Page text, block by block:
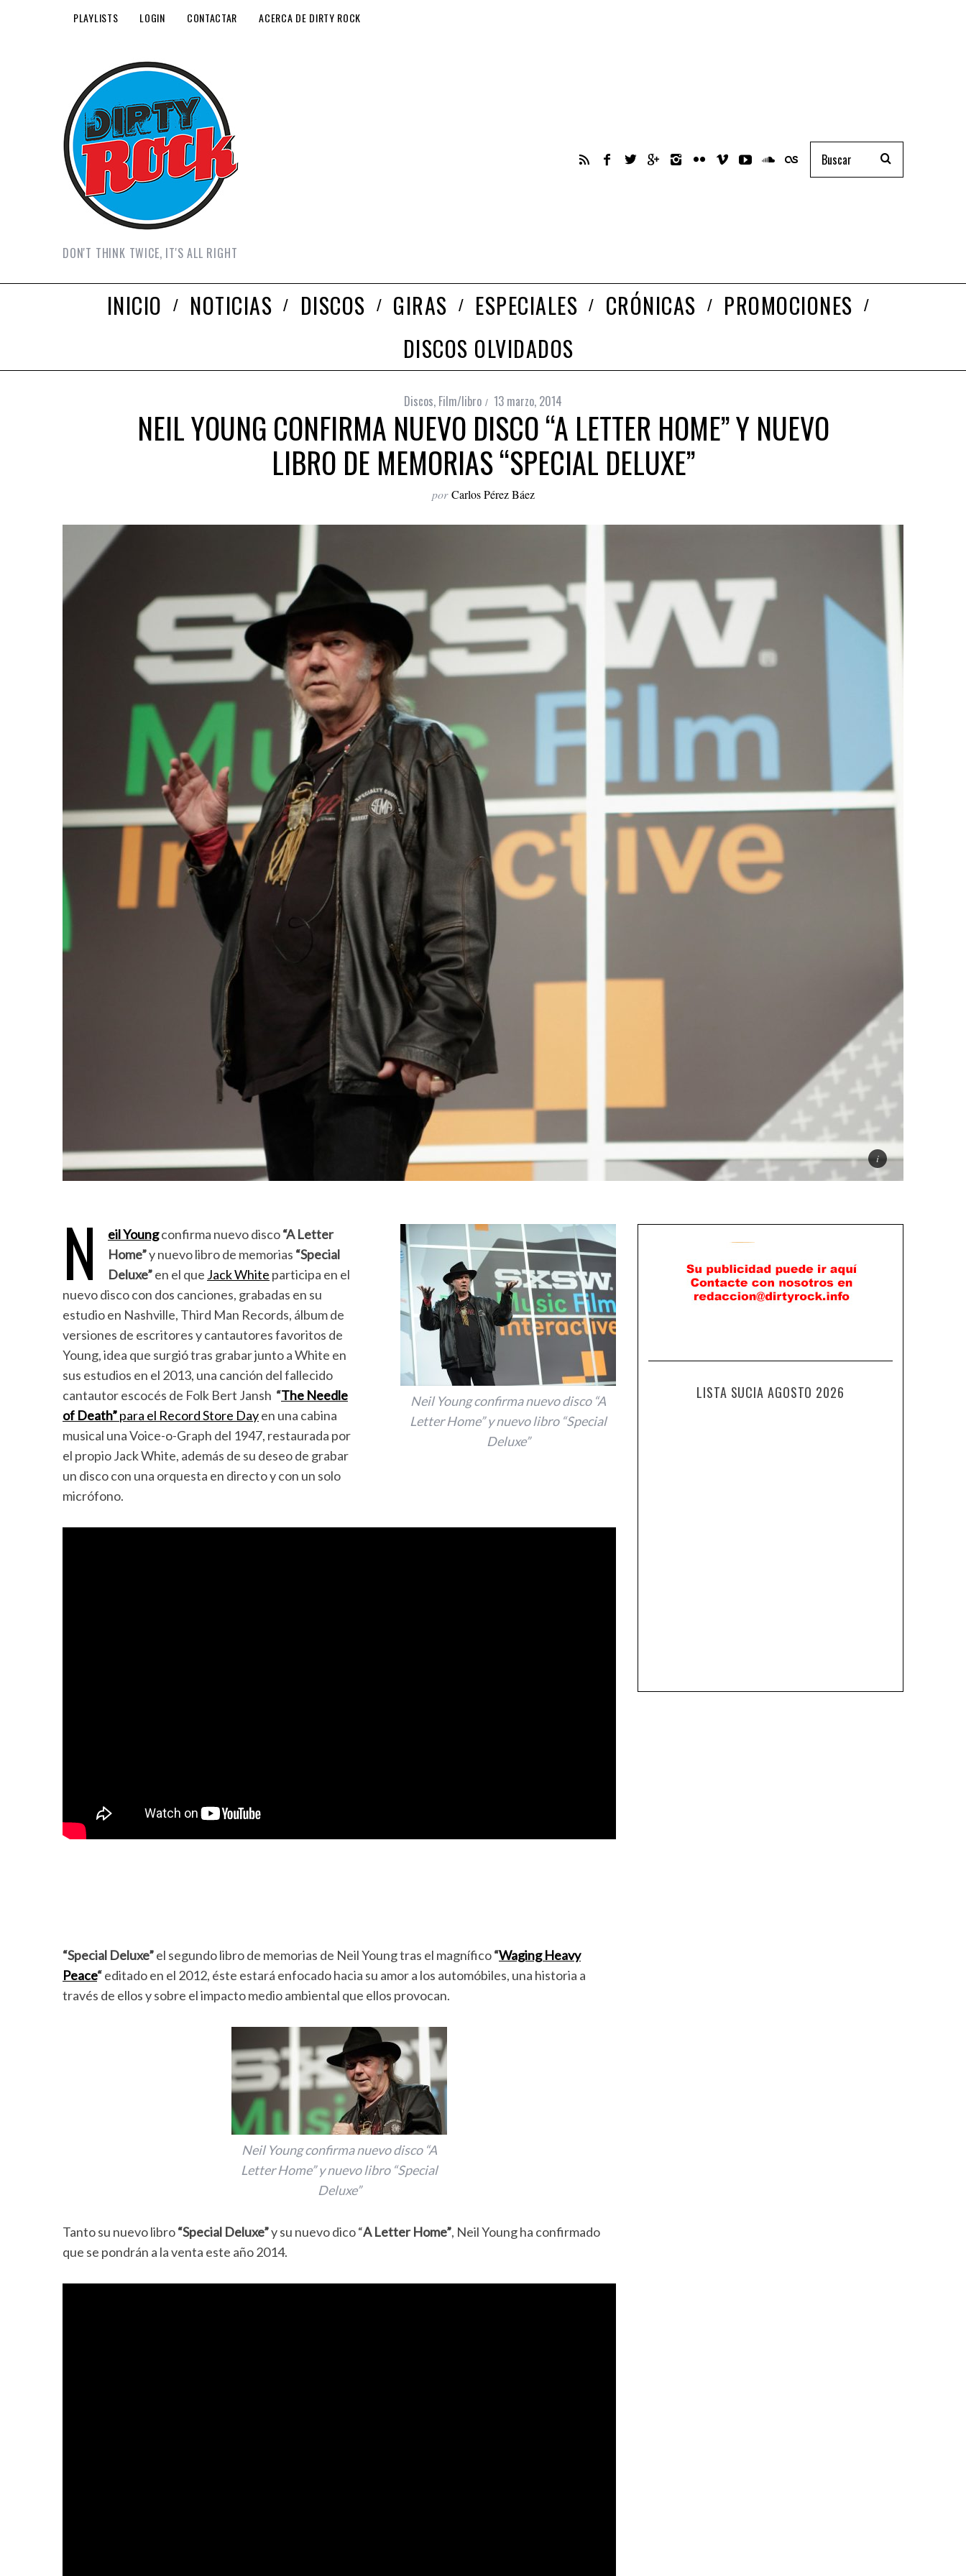
PLAYLISTS LOGIN CONTACTAR ACERCA DE DIRTY ROCK
DON'T THINK TWICE, IT'S ALL RIGHT
INICIO NOTICIAS DISCOS GIRAS ESPECIALES CRÓNICAS
PROMOCIONES
DISCOS OLVIDADOS
Discos, Film/libro 13 marzo, 2014
NEIL YOUNG CONFIRMA NUEVO DISCO “A LETTER HOME” Y NUEVO
LIBRO DE MEMORIAS “SPECIAL DELUXE”
por Carlos Pérez Báez
Neil Young confirma nuevo disco “A
Letter Home” y nuevo libro “Special
Deluxe”
N eil Youngconfirma nuevo disco“A Letter
Home”y nuevo libro de memorias “Special
Deluxe”en el que Jack White participa en el
nuevo disco con dos canciones, grabadas en su
estudio en Nashville, Third Man Records, álbum de
versiones de escritores y cantautores favoritos de
Young, idea que surgió tras grabar junto a White en
sus estudios en el 2013, una canción del fallecido
cantautor escocés de Folk Bert Jansh “The Needle
of Death”para el Record Store Dayen una cabina
musical una Voice-o-Graph del 1947, restaurada por
el propio Jack White, además de su deseo de grabar
un disco con una orquesta en directo y con un solo
micrófono.
“Special Deluxe”el segundo libro de memorias de Neil Young tras el magnífico“Waging Heavy
Peace“editado en el 2012, éste estará enfocado hacia su amor a los automóbiles, una historia a
través de ellos y sobre el impacto medio ambiental que ellos provocan.
Neil Young confirma nuevo disco “A
Letter Home” y nuevo libro “Special
Deluxe”
Tanto su nuevo libro“Special Deluxe”y su nuevo dico “A Letter Home”, Neil Young ha confirmado
que se pondrán a la venta este año 2014.
LISTA SUCIA AGOSTO 2026